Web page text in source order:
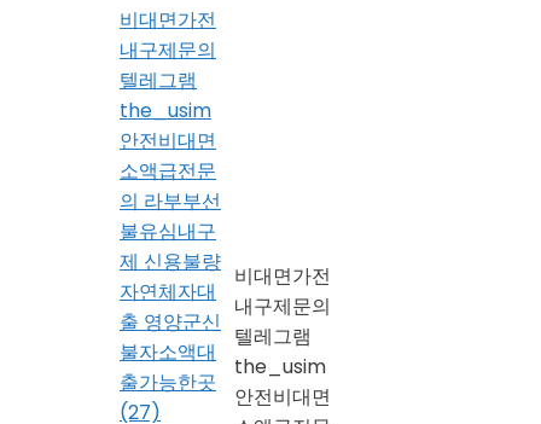
비대면가전
내구제문의
텔레그램
the_usim
안전비대면
소액급전문
의 라부부선
불유심내구
제 신용불량
자연체자대
출 영양군신
불자소액대
출가능한곳
(27)
비대면가전
내구제문의
텔레그램
the_usim
안전비대면